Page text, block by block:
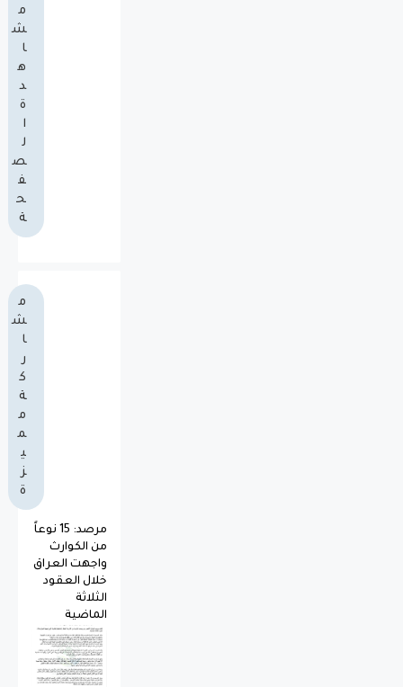
م
ش
ا
ه
د
ة
ا
ل
ص
ف
ح
ة
م
ش
ا
ر
ك
ة
م
م
ي
ز
ة
مرصد: 15 نوعاً
من الكوارث
واجهت العراق
خلال العقود
الثلاثة
الماضية